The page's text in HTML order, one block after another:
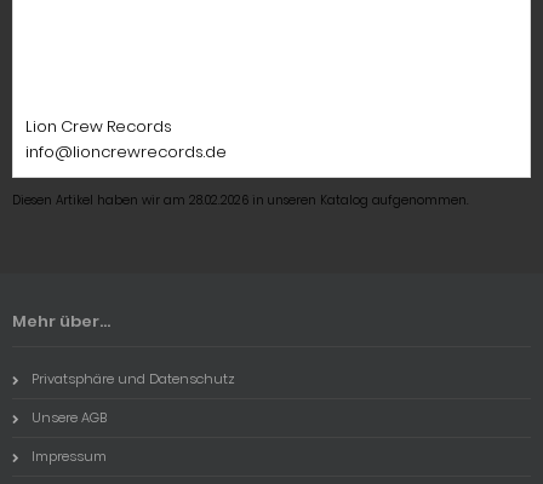
Lion Crew Records
info@lioncrewrecords.de
Diesen Artikel haben wir am 28.02.2026 in unseren Katalog aufgenommen.
Mehr über...
Privatsphäre und Datenschutz
Unsere AGB
Impressum